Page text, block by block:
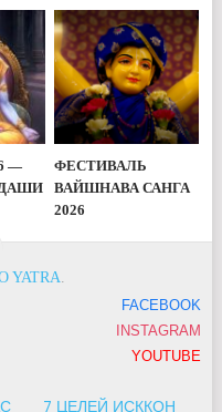
—
ФЕСТИВАЛЬ
ВАЙШНАВА САНГА
2026
YATRA.
FACEBOOK
INSTAGRAM
YOUTUBE
7 ЦЕЛЕЙ ИСККОН